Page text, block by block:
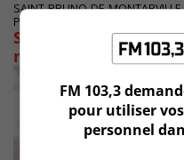
SAINT-BRUNO-DE-MONTARVILLE
Publié le 5 juin 2023 à 15h00
Saint-Bruno-de-
nationale de belle
FM 103,3
pour utiliser
personnel